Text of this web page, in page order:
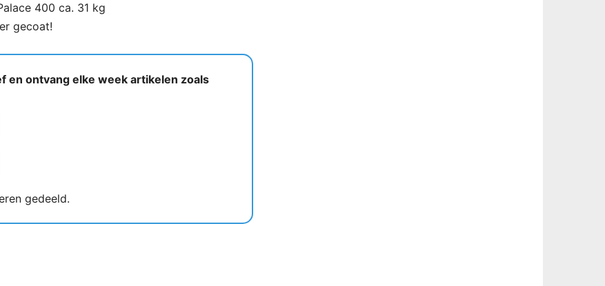
400 ca. 31 kg
gecoat!
en ontvang elke week artikelen zoals
gedeeld.